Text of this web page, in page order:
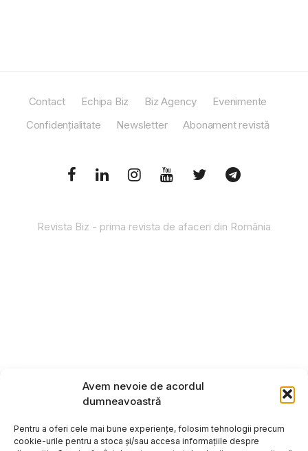
Avem nevoie de acordul
dumneavoastră
Pentru a oferi cele mai bune experiențe, folosim tehnologii precum
cookie-urile pentru a stoca și/sau accesa informațiile despre
Contact Echipa Biz Biz Agency
Evenimente
Confidențialitate
Newsletter Abonament revistă
Revista Biz - prima revista de afaceri din România